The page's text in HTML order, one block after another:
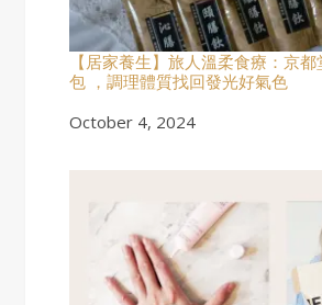
【居家養生】旅人溫柔食療：京
包 ，調理體質找回發光好氣色
Date
October 4, 2024